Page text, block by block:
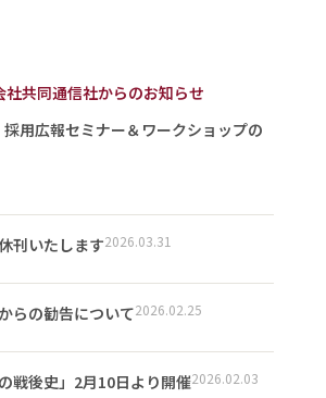
社共同通信社からのお知らせ
用広報セミナー＆ワークショップの
刊いたします2026.03.31
らの勧告について2026.02.25
戦後史」2月10日より開催2026.02.03